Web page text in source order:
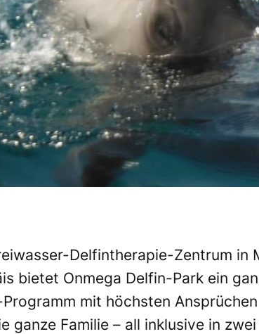
Delfintherapie-Zentrum in
bietet Onmega Delfin-Park ein
mit höchsten
ganze Familie – all inklusive in